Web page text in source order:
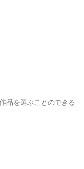
品を選ぶことのできる